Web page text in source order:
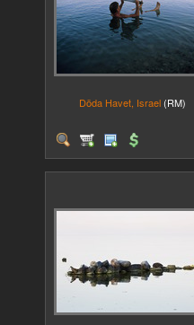
Döda Havet, Israel (RM)